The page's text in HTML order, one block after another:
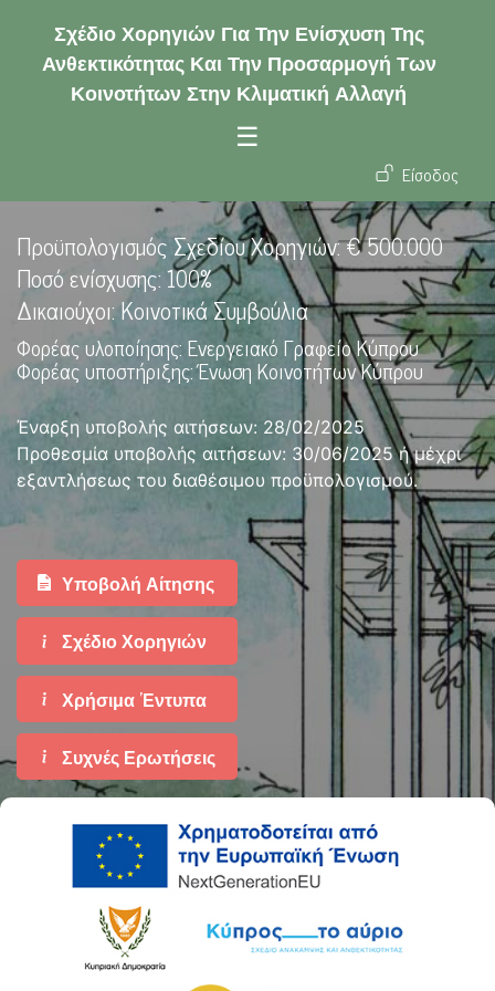
Σχέδιο Χορηγιών Για Την Ενίσχυση Της
Ανθεκτικότητας Και Την Προσαρμογή Των
Κοινοτήτων Στην Κλιματική Αλλαγή
☰
User
Είσοδος
Προϋπολογισμός Σχεδίου Χορηγιών: € 500.000
Ποσό ενίσχυσης: 100%
Δικαιούχοι: Κοινοτικά Συμβούλια
Φορέας υλοποίησης: Ενεργειακό Γραφείο Κύπρου
Φορέας υποστήριξης: Ένωση Κοινοτήτων Κύπρου
Έναρξη υποβολής αιτήσεων: 28/02/2025
Προθεσμία υποβολής αιτήσεων: 30/06/2025 ή μέχρι
εξαντλήσεως του διαθέσιμου προϋπολογισμού.
Υποβολή Αίτησης
Σχέδιο Χορηγιών
Χρήσιμα 'Εντυπα
Συχνές Ερωτήσεις